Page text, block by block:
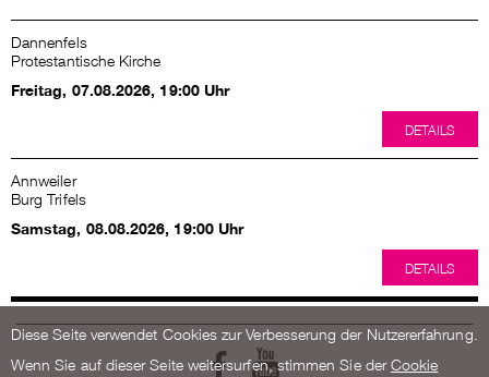
Diese Seite verwendet Cookies zur Verbesserung der Nutzererfahrung.
Wenn Sie auf dieser Seite weitersurfen, stimmen Sie derCookie
Dannenfels
Protestantische Kirche
Freitag, 07.08.2026, 19:00Uhr
DETAILS
Annweiler
Burg Trifels
Samstag, 08.08.2026, 19:00Uhr
DETAILS